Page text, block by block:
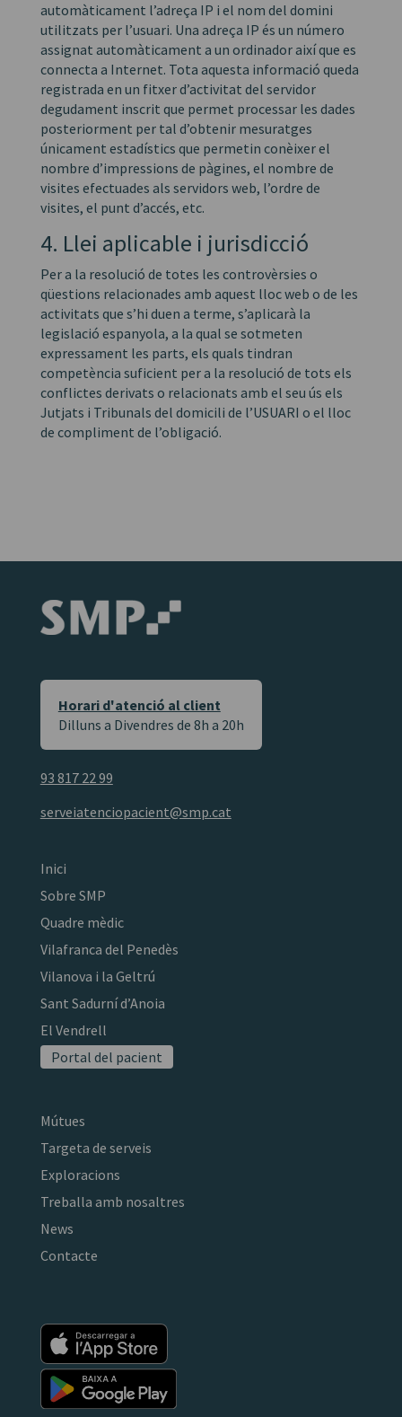
automàticament l’adreça IP i el nom del domini
utilitzats per l’usuari. Una adreça IP és un número
assignat automàticament a un ordinador així que es
connecta a Internet. Tota aquesta informació queda
registrada en un fitxer d’activitat del servidor
degudament inscrit que permet processar les dades
posteriorment per tal d’obtenir mesuratges
únicament estadístics que permetin conèixer el
nombre d’impressions de pàgines, el nombre de
visites efectuades als servidors web, l’ordre de
visites, el punt d’accés, etc.
4. Llei aplicable i jurisdicció
Per a la resolució de totes les controvèrsies o
qüestions relacionades amb aquest lloc web o de les
activitats que s’hi duen a terme, s’aplicarà la
legislació espanyola, a la qual se sotmeten
expressament les parts, els quals tindran
competència suficient per a la resolució de tots els
conflictes derivats o relacionats amb el seu ús els
Jutjats i Tribunals del domicili de l’USUARI o el lloc
de compliment de l’obligació.
Horari d'atenció al client
Dilluns a Divendres de 8h a 20h
93 817 22 99
serveiatenciopacient@smp.cat
Inici
Sobre SMP
Quadre mèdic
Vilafranca del Penedès
Vilanova i la Geltrú
Sant Sadurní d’Anoia
El Vendrell
Portal del pacient
Mútues
Targeta de serveis
Exploracions
Treballa amb nosaltres
News
Contacte